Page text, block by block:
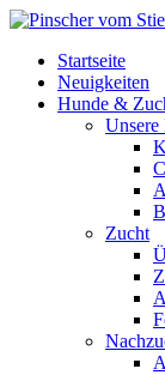
Startseite
Neuigkeiten
Hunde &
Unsere
Zucht